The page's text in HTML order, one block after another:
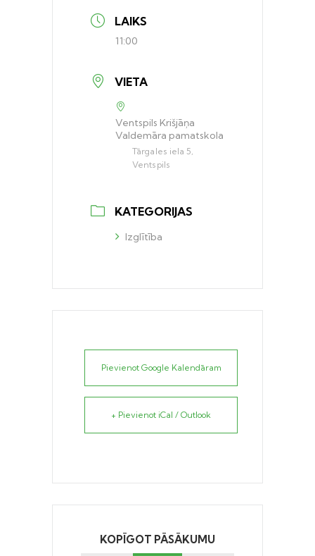
LAIKS
11:00
VIETA
Ventspils Krišjāņa
Valdemāra pamatskola
Tārgales iela 5,
Ventspils
KATEGORIJAS
Izglītība
Pievienot Google Kalendāram
+ Pievienot iCal / Outlook
KOPĪGOT PĀSĀKUMU